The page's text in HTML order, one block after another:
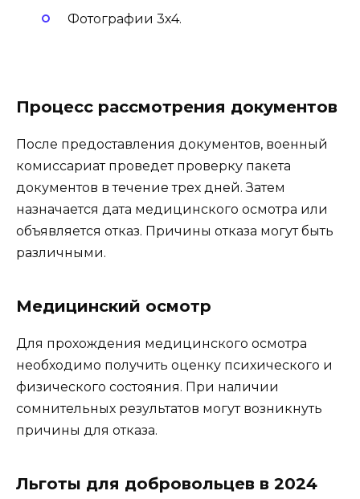
Фотографии 3х4.
Процесс рассмотрения документов
После предоставления документов, военный
комиссариат проведет проверку пакета
документов в течение трех дней. Затем
назначается дата медицинского осмотра или
объявляется отказ. Причины отказа могут быть
различными.
Медицинский осмотр
Для прохождения медицинского осмотра
необходимо получить оценку психического и
физического состояния. При наличии
сомнительных результатов могут возникнуть
причины для отказа.
Льготы для добровольцев в 2024